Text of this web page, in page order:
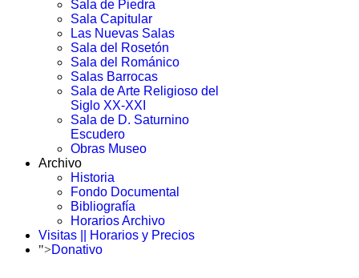
Sala de Piedra
Sala Capitular
Las Nuevas Salas
Sala del Rosetón
Sala del Románico
Salas Barrocas
Sala de Arte Religioso del
Siglo XX-XXI
Sala de D. Saturnino
Escudero
Obras Museo
Archivo
Historia
Fondo Documental
Bibliografía
Horarios Archivo
Visitas || Horarios y Precios
">Donativo